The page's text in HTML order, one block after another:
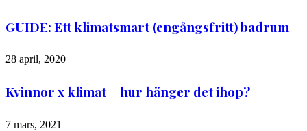
GUIDE: Ett klimatsmart (engångsfritt) badrum
28 april, 2020
Kvinnor x klimat = hur hänger det ihop?
7 mars, 2021